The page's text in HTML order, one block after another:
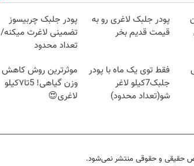
پودر جلبک لاغری رو به
قیمت قدیم بخر
پودر جلبک چربیسوز
تضمینی لاغرت میکنه/
تعداد محدود
فقط توی یک ماه با پودر
جلبک7کیلو لاغر
شو(تعداد محدود)
موثرترین روش کاهش
وزن گیاهی! 5تا۷کیلو
لاغری😍
حقیقی و حقوقی منتشر نمی‌شود.